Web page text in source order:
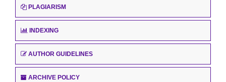
PLAGIARISM
INDEXING
AUTHOR GUIDELINES
ARCHIVE POLICY